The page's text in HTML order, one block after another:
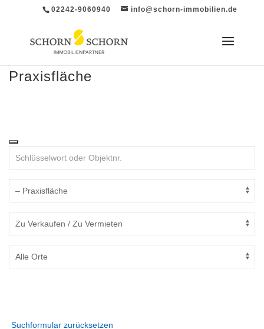
02242-9060940 info@schorn-immobilien.de
Praxisfläche
Suchformular zurücksetzen